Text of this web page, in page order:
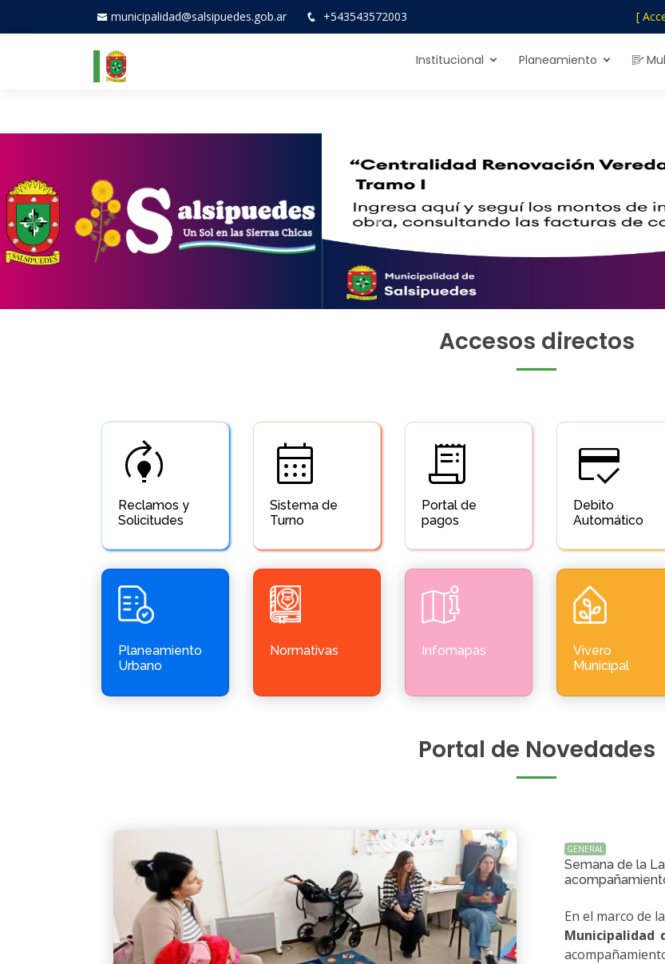
municipalidad@salsipuedes.gob.ar +543543572003 [
Institucional Planeamiento
Previous
Accesos directos
model_training
Reclamos y
Solicitudes
calendar_month
Sistema de
Turno
receipt_long
Portal de
pagos
credit_score
Debito
Automático
Planeamiento
Urbano
Normativas Infomapas
Vivero
Municipal
Portal de Novedades
GENERAL
Semana de la
En el marco de la
Municipalidad